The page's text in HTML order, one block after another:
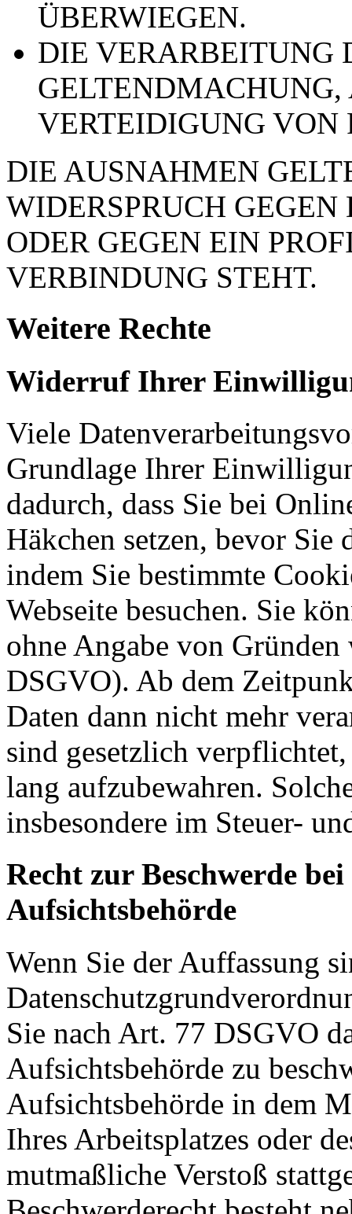
ÜBERWIEGEN.
DIE VERARBEITUNG
VERTEIDIGUNG VON
DIE AUSNAHMEN
WIDERSPRUCH
ODER GEGEN EIN
VERBINDUNG STEHT.
Weitere Rechte
Widerruf Ihrer
Viele
Grundlage Ihrer
dadurch, dass Sie bei
Häkchen setzen, bevor Sie
indem Sie bestimmte
Webseite besuchen. Sie
ohne Angabe von
DSGVO). Ab dem
Daten dann nicht mehr
sind gesetzlich
lang aufzubewahren.
insbesondere im Steuer-
Recht zur Beschwerde
Aufsichtsbehörde
Wenn Sie der Auffassung
Sie nach Art. 77 DSGVO
Aufsichtsbehörde zu
Aufsichtsbehörde in dem
Ihres Arbeitsplatzes oder
mutmaßliche Verstoß